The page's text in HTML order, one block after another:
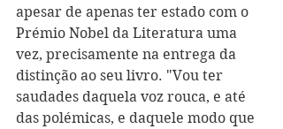
apesar de apenas ter estado com o
Prémio Nobel da Literatura uma
vez, precisamente na entrega da
distinção ao seu livro. "Vou ter
saudades daquela voz rouca, e até
das polémicas, e daquele modo que